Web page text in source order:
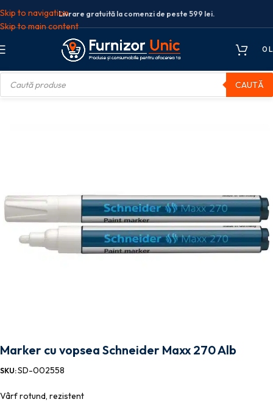
Skip to navigation
Skip to main content
Livrare gratuită la comenzi de peste 599 lei.
0
CAUTĂ
Arta si grafica
Marker cu vopsea Schneider Maxx 270 Alb
SKU:SD-002558
Vârf rotund, rezistent